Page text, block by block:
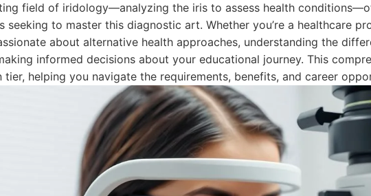
field of iridology—analyzing the iris to assess health
seeking to master this diagnostic art. Whether you’re a healthcare
about alternative health approaches, understanding the
informed decisions about your educational journey. This
helping you navigate the requirements, benefits, and career